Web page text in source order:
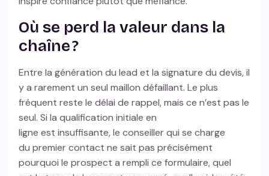
Où se perd la valeur dans la
chaîne ?
Entre la génération du lead et la signature du devis, il
y a rarement un seul maillon défaillant. Le plus
fréquent reste le délai de rappel, mais ce n’est pas le
seul. Si la qualification initiale en
ligne est insuffisante, le conseiller qui se charge
du premier contact ne sait pas précisément
pourquoi le prospect a rempli ce formulaire, quel